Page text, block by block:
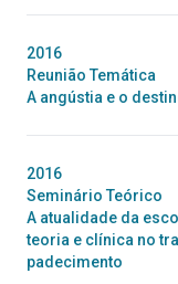
2016
Reunião Temática
A angústia e o
2016
Seminário Teórico
A atualidade da
teoria e clínica no
padecimento